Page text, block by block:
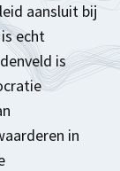
aansluit bij
echt
is
in